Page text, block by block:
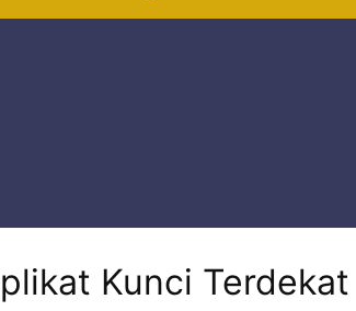
Kunci